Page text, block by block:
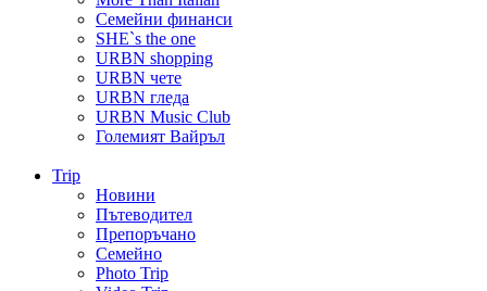
Семейни финанси
SHE`s the one
URBN shopping
URBN чете
URBN гледа
URBN Music Club
Големият Вайръл
Trip
Новини
Пътеводител
Препоръчано
Семейно
Photo Trip